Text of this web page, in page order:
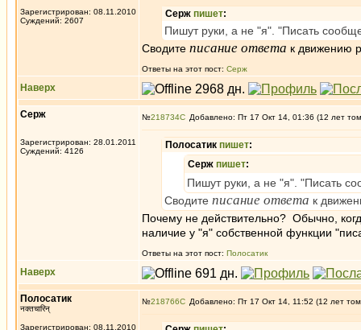
Зарегистрирован: 08.11.2010
Суждений: 2607
Серж пишет:
Пишут руки, а не "я". "Писать
Сводите писание ответа к движению
Ответы на этот пост: Серж
Наверх
Серж
Зарегистрирован: 28.01.2011
Суждений: 4126
№218734 Добавлено: Пт 17 Окт 14, 01:36 (12 лет
Полосатик пишет:
Серж пишет:
Пишут руки, а не "я". "Писать
Сводите писание ответа к
Почему не действительно? Обычно,
наличие у "я" собственной функции
Ответы на этот пост: Полосатик
Наверх
Полосатик
नक्तचारिन्
Зарегистрирован: 08.11.2010
№218766 Добавлено: Пт 17 Окт 14, 11:52 (12 лет